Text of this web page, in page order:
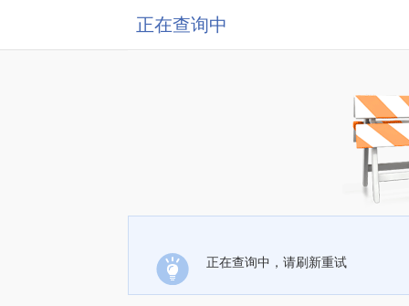
正在查询中
正在查询中，请刷新重试